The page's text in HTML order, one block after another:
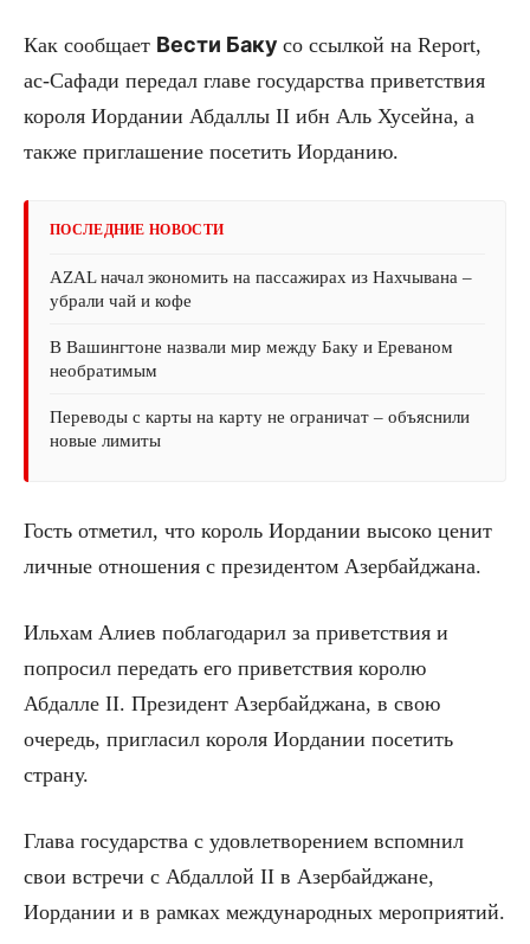
Как сообщает Вести Баку со ссылкой на Report,
ас-Сафади передал главе государства приветствия
короля Иордании Абдаллы II ибн Аль Хусейна, а
также приглашение посетить Иорданию.
ПОСЛЕДНИЕ НОВОСТИ
AZAL начал экономить на пассажирах из Нахчывана –
убрали чай и кофе
В Вашингтоне назвали мир между Баку и Ереваном
необратимым
Переводы с карты на карту не ограничат – объяснили
новые лимиты
Гость отметил, что король Иордании высоко ценит
личные отношения с президентом Азербайджана.
Ильхам Алиев поблагодарил за приветствия и
попросил передать его приветствия королю
Абдалле II. Президент Азербайджана, в свою
очередь, пригласил короля Иордании посетить
страну.
Глава государства с удовлетворением вспомнил
свои встречи с Абдаллой II в Азербайджане,
Иордании и в рамках международных мероприятий.